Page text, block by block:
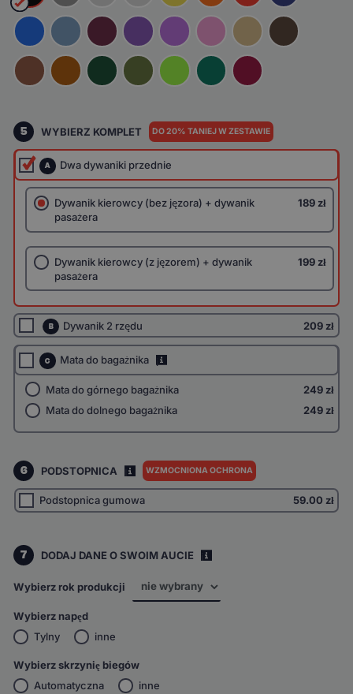
5 WYBIERZ KOMPLET DO 20% TANIEJ W ZESTAWIE
A Dwa dywaniki przednie
Dywanik kierowcy (bez jęzora) + dywanik
pasażera
189 zł
Dywanik kierowcy (z jęzorem) + dywanik
pasażera
199 zł
B Dywanik 2 rzędu 209 zł
C Mata do bagażnika i
Mata do górnego bagażnika
249 zł
Mata do dolnego bagażnika
249 zł
6 PODSTOPNICA WZMOCNIONA OCHRONA
Podstopnica gumowa 59.00 zł
7 DODAJ DANE O SWOIM AUCIE
Wybierz rok produkcji
Wybierz napęd
Tylny
inne
Wybierz skrzynię biegów
Automatyczna
inne